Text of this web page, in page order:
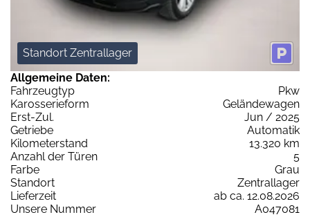
Standort Zentrallager
Allgemeine Daten:
Fahrzeugtyp
Pkw
Karosserieform
Geländewagen
Erst-Zul.
Jun / 2025
Getriebe
Automatik
Kilometerstand
13.320 km
Anzahl der Türen
5
Farbe
Grau
Standort
Zentrallager
Lieferzeit
ab ca. 12.08.2026
Unsere Nummer
A047081